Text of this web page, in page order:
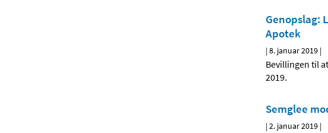
Genopslag:
Apotek
|8. januar 2019 |
Bevillingen til
2019.
Semglee
|2. januar 2019 |